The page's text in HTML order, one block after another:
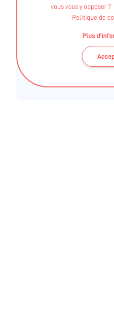
vous vous y opposer ?
Politique de
Plus
des Pays